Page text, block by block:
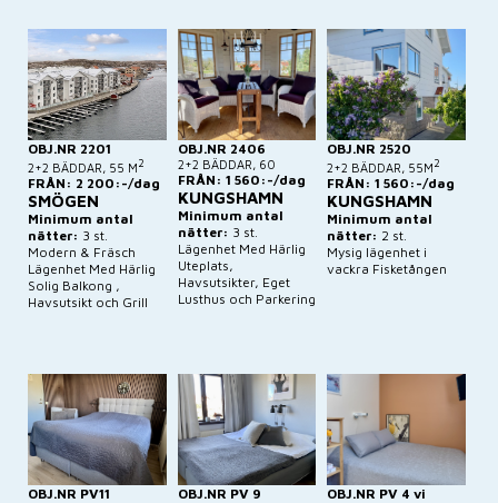
OBJ.NR 2201
2+2 BÄDDAR, 55 M2
FRÅN: 2 200:-/dag
SMÖGEN
Minimum antal
nätter: 3 st.
Modern & Fräsch
Lägenhet Med Härlig
Solig Balkong ,
Havsutsikt och Grill
OBJ.NR 2406
2+2 BÄDDAR, 60
FRÅN: 1 560:-/dag
KUNGSHAMN
Minimum antal
nätter: 3 st.
Lägenhet Med Härlig
Uteplats,
Havsutsikter, Eget
Lusthus och Parkering
OBJ.NR 2520
2+2 BÄDDAR, 55M2
FRÅN: 1 560:-/dag
KUNGSHAMN
Minimum antal
nätter: 2 st.
Mysig lägenhet i
vackra Fisketången
OBJ.NR PV11 OBJ.NR PV 9 OBJ.NR PV 4 vi